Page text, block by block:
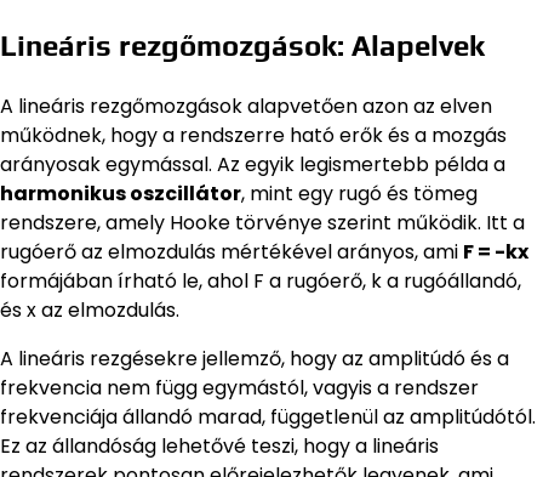
Lineáris rezgőmozgások: Alapelvek
A lineáris rezgőmozgások alapvetően azon az elven
működnek, hogy a rendszerre ható erők és a mozgás
arányosak egymással. Az egyik legismertebb példa a
harmonikus oszcillátor, mint egy rugó és tömeg
rendszere, amely Hooke törvénye szerint működik. Itt a
rugóerő az elmozdulás mértékével arányos, ami F = -kx
formájában írható le, ahol F a rugóerő, k a rugóállandó,
és x az elmozdulás.
A lineáris rezgésekre jellemző, hogy az amplitúdó és a
frekvencia nem függ egymástól, vagyis a rendszer
frekvenciája állandó marad, függetlenül az amplitúdótól.
Ez az állandóság lehetővé teszi, hogy a lineáris